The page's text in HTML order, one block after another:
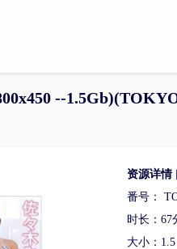
--
资源详情
番号：
时长：67
大小：